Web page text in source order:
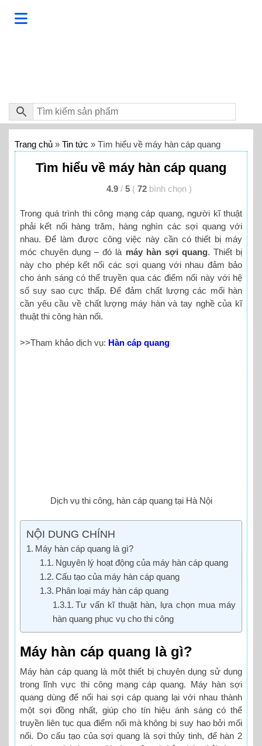
Trang chủ » Tin tức » Tìm hiểu về máy hàn cáp quang
Tìm hiểu về máy hàn cáp quang
4.9 / 5 ( 72 bình chọn )
Trong quá trình thi công mạng cáp quang, người kĩ thuật
phải kết nối hàng trăm, hàng nghìn các sợi quang với
nhau. Để làm được công việc này cần có thiết bị máy
móc chuyên dụng – đó là máy hàn sợi quang. Thiết bị
này cho phép kết nối các sợi quang với nhau đảm bảo
cho ánh sáng có thể truyền qua các điểm nối này với hệ
số suy sao cực thấp. Để đảm chất lượng các mối hàn
cần yêu cầu về chất lượng máy hàn và tay nghề của kĩ
thuật thi công hàn nối.
>>Tham khảo dịch vụ: Hàn cáp quang
Dịch vụ thi công, hàn cáp quang tại Hà Nội
NỘI DUNG CHÍNH
Máy hàn cáp quang là gì?
Nguyên lý hoạt động của máy hàn cáp quang
Cấu tạo của máy hàn cáp quang
Phân loại máy hàn cáp quang
Tư vấn kĩ thuật hàn, lựa chọn mua máy
hàn quang phục vụ cho thi công
Máy hàn cáp quang là gì?
Máy hàn cáp quang là một thiết bị chuyên dụng sử dụng
trong lĩnh vực thi công mạng cáp quang. Máy hàn sợi
quang dùng để nối hai sợi cáp quang lại với nhau thành
một sợi đồng nhất, giúp cho tín hiệu ánh sáng có thể
truyền liên tục qua điểm nối mà không bị suy hao bởi mối
nối. Do cấu tạo của sợi quang là sợi thủy tinh, để hàn 2